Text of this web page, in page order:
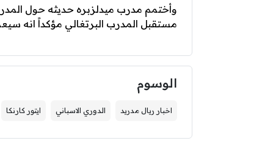
وأختمم مدرب ميدلزبره حديثه حول
مستقبل المدرب البرتغالي مؤكداً انه
الوسوم
اخبار ريال مدريد الدوري الاسباني ايتور كارنكا